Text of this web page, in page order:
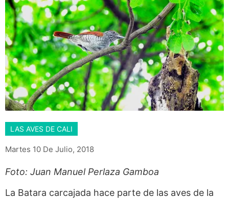
LAS AVES DE CALI
Martes 10 De Julio, 2018
Foto: Juan Manuel Perlaza Gamboa
La Batara carcajada hace parte de las aves de la